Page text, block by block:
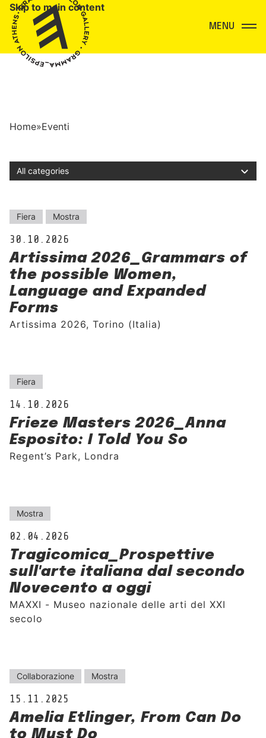
Skip to main content
Home»Eventi
Eventi
Filter by category
Fiera Mostra
30.10.2026
Artissima 2026_Grammars of
the possible Women,
Language and Expanded
Forms
Artissima 2026, Torino (Italia)
Fiera
14.10.2026
Frieze Masters 2026_Anna
Esposito: I Told You So
Regent’s Park, Londra
Mostra
02.04.2026
Tragicomica_Prospettive
sull'arte italiana dal secondo
Novecento a oggi
MAXXI - Museo nazionale delle arti del XXI
secolo
Collaborazione Mostra
15.11.2025
Amelia Etlinger, From Can Do
to Must Do